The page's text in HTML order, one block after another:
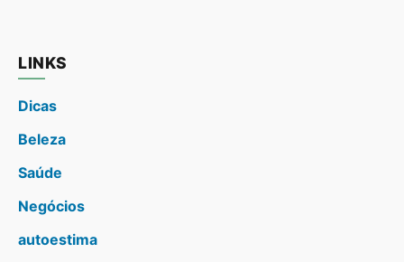
LINKS
Dicas
Beleza
Saúde
Negócios
autoestima